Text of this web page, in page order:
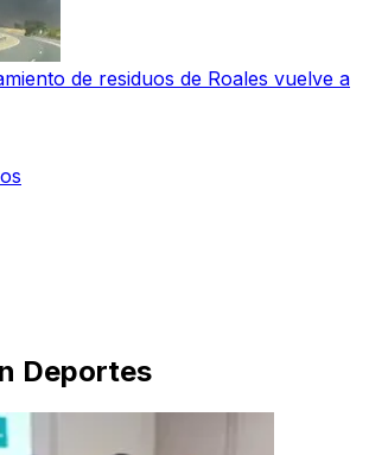
de residuos de Roales vuelve a
Deportes